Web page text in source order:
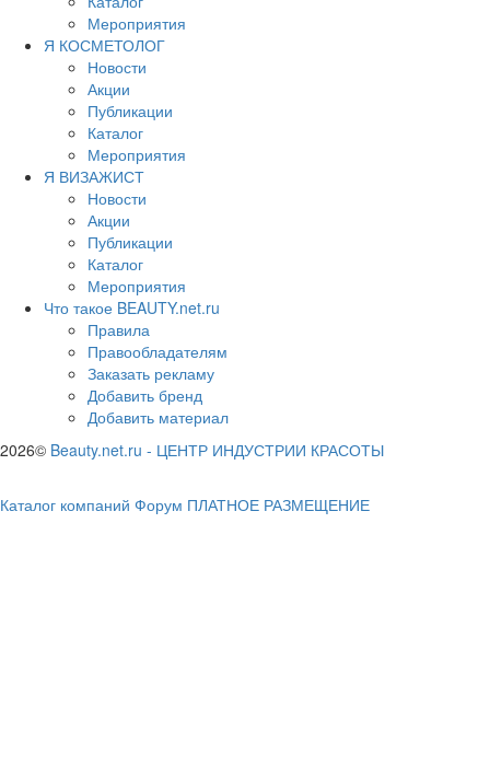
Мероприятия
Я КОСМЕТОЛОГ
Новости
Акции
Публикации
Каталог
Мероприятия
Я ВИЗАЖИСТ
Новости
Акции
Публикации
Каталог
Мероприятия
Что такое BEAUTY.net.ru
Правила
Правообладателям
Заказать рекламу
Добавить бренд
Добавить материал
2026© Beauty.net.ru - ЦЕНТР ИНДУСТРИИ КРАСОТЫ
Каталог компаний Форум ПЛАТНОЕ РАЗМЕЩЕНИЕ